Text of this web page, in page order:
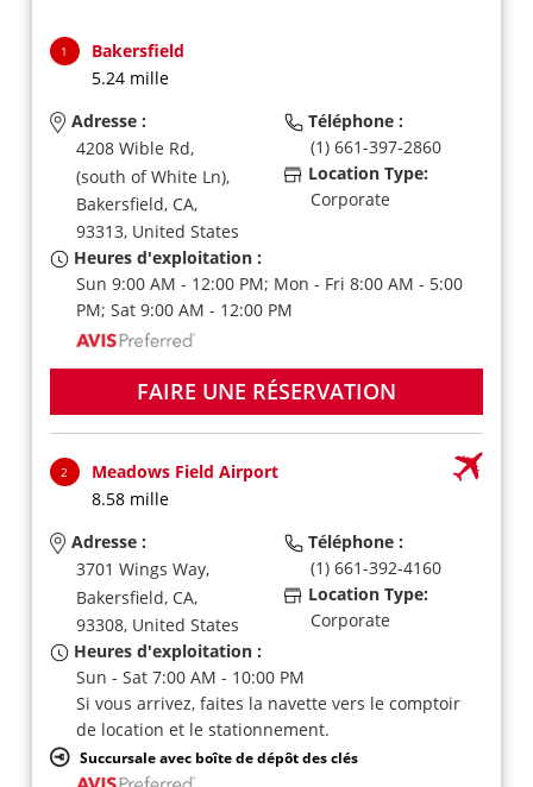
1
Bakersfield
5.24 mille
Adresse :
4208 Wible Rd,
(south of White Ln),
Bakersfield, CA,
93313, United States
Téléphone :
(1) 661-397-2860
Location Type:
Corporate
Heures d'exploitation :
Sun 9:00 AM - 12:00 PM; Mon - Fri 8:00 AM - 5:00
PM; Sat 9:00 AM - 12:00 PM
FAIRE UNE RÉSERVATION
2
Meadows Field Airport
8.58 mille
Adresse :
3701 Wings Way,
Bakersfield, CA,
93308, United States
Téléphone :
(1) 661-392-4160
Location Type:
Corporate
Heures d'exploitation :
Sun - Sat 7:00 AM - 10:00 PM
Si vous arrivez, faites la navette vers le comptoir
de location et le stationnement.
Succursale avec boîte de dépôt des clés